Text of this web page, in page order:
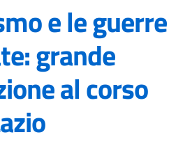
e le guerre
grande
al corso